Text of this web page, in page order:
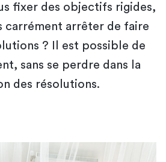
fixer des objectifs rigides,
carrément arrêter de faire
? Il est possible de
sans se perdre dans la
des résolutions.